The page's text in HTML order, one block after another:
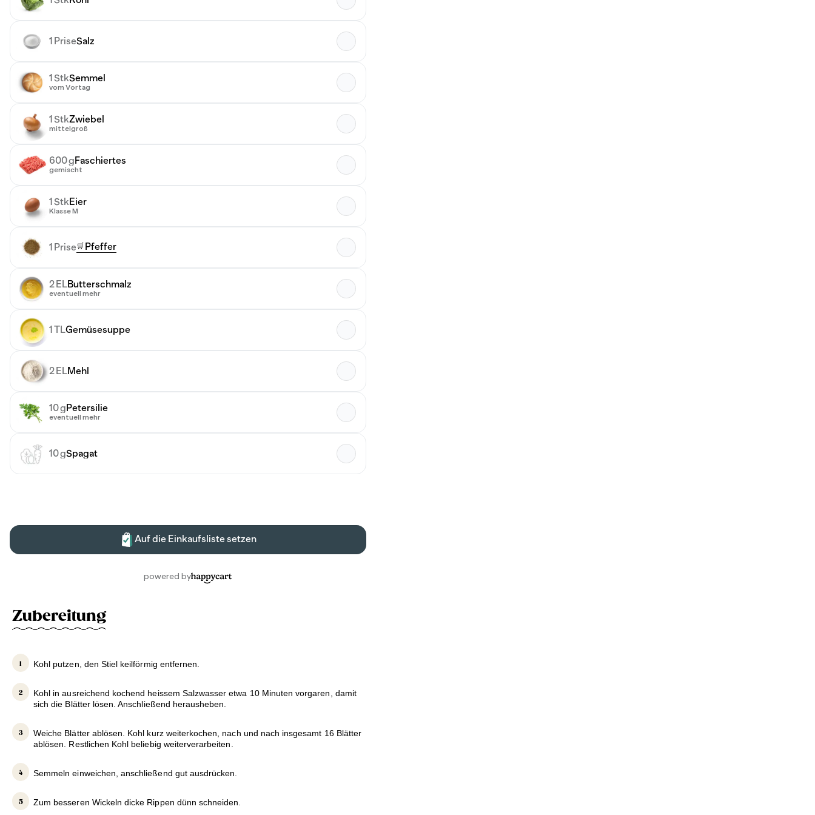
Zubereitung
Kohl putzen, den Stiel keilförmig entfernen.
Kohl in ausreichend kochend heissem Salzwasser etwa 10 Minuten vorgaren, damit
sich die Blätter lösen. Anschließend herausheben.
Weiche Blätter ablösen. Kohl kurz weiterkochen, nach und nach insgesamt 16 Blätter
ablösen. Restlichen Kohl beliebig weiterverarbeiten.
Semmeln einweichen, anschließend gut ausdrücken.
Zum besseren Wickeln dicke Rippen dünn schneiden.